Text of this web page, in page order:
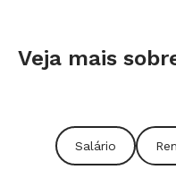
inciso do 7º
2. Ainda mais
Veja mais
Salário